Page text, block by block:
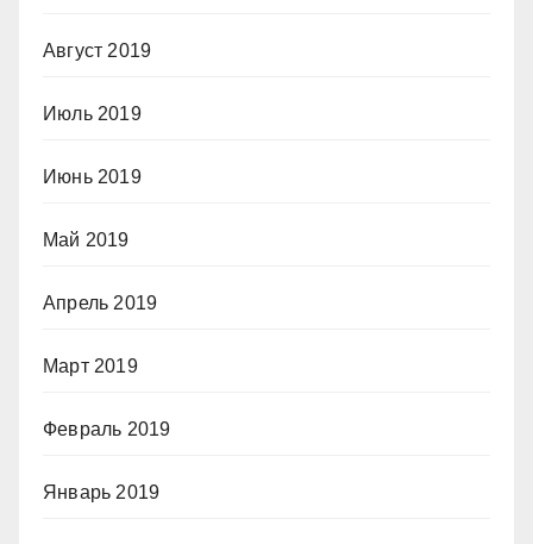
Август 2019
Июль 2019
Июнь 2019
Май 2019
Апрель 2019
Март 2019
Февраль 2019
Январь 2019